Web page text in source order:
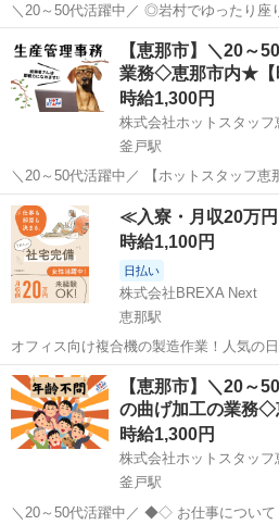
＼20～50代活躍中／ ◎岩村でゆったり座り仕事♪ ◎残業なしで夕飯に
も余裕! 1円玉サイズの軽い部品を、 測
ってコツコツ進めるので、 体力的な負担
すい検査◎ ━━...
飯羽間駅
【恵那市】＼20～
業務◇恵那市内★【
時給1,300円
株式会社ホットスタッフ
釜戸駅
＼20～50代活躍中／ 【ホットスタッフ恵那 お仕事情報】 ★一人でも
くもく測定作業★ 『グループでの作業は
で作業したい』 などなど・・・ そんなあ
…………………………...
岐阜 恵那市 釜戸駅 工場
≪入寮・月収20万
時給1,100円
日払い
株式会社BREXA Next
恵那駅
オフィス向け複合機の製造作業！人気の
寮完備！赴任旅費会社負担★カップル・
円～格安食堂利用可！社会保険完備◎無
市》 人気の工場のお仕事 ◇オフィ...
岐阜 恵那市 恵那駅 その他
【恵那市】＼20～
の曲げ加工の業務
時給1,300円
株式会社ホットスタッフ
釜戸駅
＼20～50代活躍中／ ◆◇ お仕事について ◆◇ ◆ ホットスタッフ恵那